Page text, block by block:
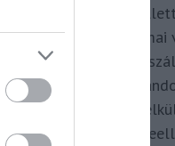
turizmus hírek
ajánlók és szakmai
kapnak,
termálfürdők,
hivatkozás
többszörösen